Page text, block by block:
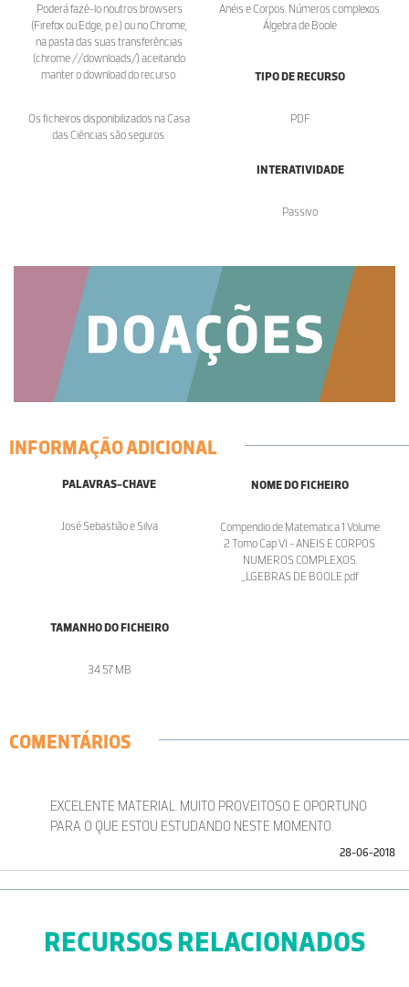
Poderá fazê-lo noutros browsers
(Firefox ou Edge, p.e.) ou no Chrome,
na pasta das suas transferências
(chrome://downloads/) aceitando
manter o download do recurso.
Os ficheiros disponibilizados na Casa
das Ciências são seguros.
Anéis e Corpos. Números complexos.
Álgebra de Boole
TIPO DE RECURSO
PDF
INTERATIVIDADE
Passivo
INFORMAÇÃO ADICIONAL
PALAVRAS-CHAVE
José Sebastião e Silva
NOME DO FICHEIRO
Compendio de Matematica 1 Volume
2 Tomo Cap VI - ANEIS E CORPOS.
NUMEROS COMPLEXOS.
_LGEBRAS DE BOOLE.pdf
TAMANHO DO FICHEIRO
34.57 MB
COMENTÁRIOS
EXCELENTE MATERIAL. MUITO PROVEITOSO E OPORTUNO
PARA O QUE ESTOU ESTUDANDO NESTE MOMENTO.
28-06-2018
RECURSOS RELACIONADOS